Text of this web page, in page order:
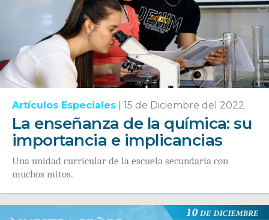
Artículos Especiales 15 de Diciembre del 2022
La enseñanza de la química: su
importancia e implicancias
Una unidad curricular de la escuela secundaria con
muchos mitos.